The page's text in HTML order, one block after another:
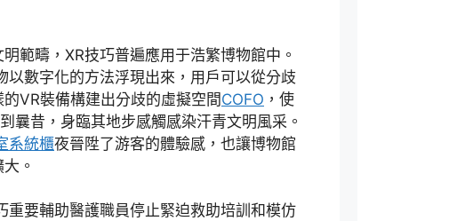
明範疇，XR技巧普遍應用于浩繁博物館中。
以數字化的方法浮現出來，用戶可以從分歧
VR裝備構建出分歧的虛擬空間COFO ，使
曩昔，身臨其地步感觸感染汗青文明風采。
系統櫃夜晉陞了游客的體驗感，也讓博物館
。
重要輔助醫護職員停止緊迫救助培訓和模仿